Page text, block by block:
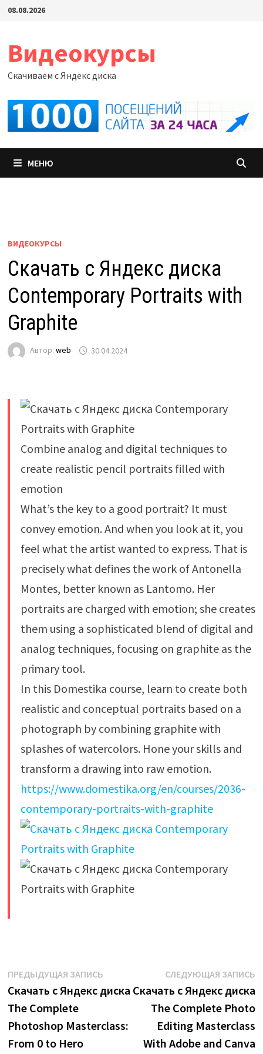
Перейти
08.08.2026
Видеокурсы
Скачиваем с Яндекс диска
МЕНЮ
ВИДЕОКУРСЫ
Скачать с Яндекс диска
Contemporary Portraits with
Graphite
Автор: web 30.04.2024
Combine analog and digital techniques to
create realistic pencil portraits filled with
emotion
What’s the key to a good portrait? It must
convey emotion. And when you look at it, you
feel what the artist wanted to express. That is
precisely what defines the work of Antonella
Montes, better known as Lantomo. Her
portraits are charged with emotion; she creates
them using a sophisticated blend of digital and
analog techniques, focusing on graphite as the
primary tool.
In this Domestika course, learn to create both
realistic and conceptual portraits based on a
photograph by combining graphite with
splashes of watercolors. Hone your skills and
transform a drawing into raw emotion.
https://www.domestika.org/en/courses/2036-
contemporary-portraits-with-graphite
Навигация
по
записям
ПРЕДЫДУЩАЯ ЗАПИСЬПредыдущая
запись:
Скачать с Яндекс диска
The Complete
Photoshop Masterclass:
From 0 to Hero
СЛЕДУЮЩАЯ ЗАПИСЬ
Скачать с Яндекс диска
The Complete Photo
Editing Masterclass
With Adobe and Canva